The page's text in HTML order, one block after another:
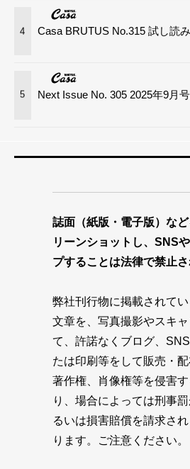
4 Casa BRUTUS No.315 試し読
5 Next Issue No. 305 2025年9月
誌面（紙版・電子版）な
リーンショットし、SNS
プすることは法律で禁止さ
弊社刊行物に掲載されて
文章を、写真撮影やスキ
て、許諾なくブログ、
たは印刷等をして販売・
著作権、肖像権等を侵害
り、場合によっては刑事
るいは損害賠償を請求さ
ります。ご注意ください。